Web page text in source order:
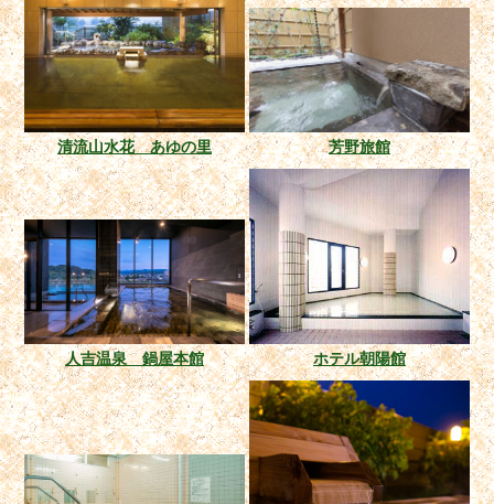
清流山水花 あゆの里 芳野旅館
人吉温泉 鍋屋本館 ホテル朝陽館